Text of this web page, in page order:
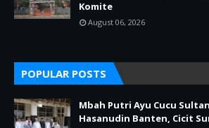
Komite
August 06, 2026
POPULAR POSTS
Mbah Putri Ayu Cucu
Hasanudin Banten, Cicit